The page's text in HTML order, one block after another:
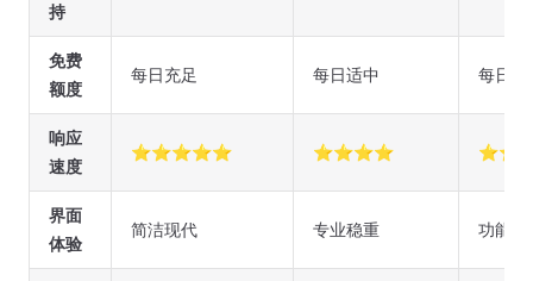
持
免费
额度
每日充足 每日适中 每日有
响应
速度
⭐⭐⭐⭐⭐ ⭐⭐⭐⭐
界面
体验
简洁现代 专业稳重 功能丰